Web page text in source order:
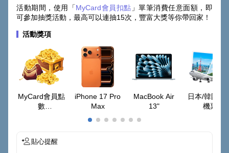
活動期間，使用「MyCard會員扣點 」單筆消費任意面額，即
可參加抽獎活動，最高可以連抽15次，豐富大獎等你帶回家！
活動獎項
MyCard會員點
數
iPhone 17 Pro
Max
MacBook Air
13"
日本/韓國來
機票
貼心提醒